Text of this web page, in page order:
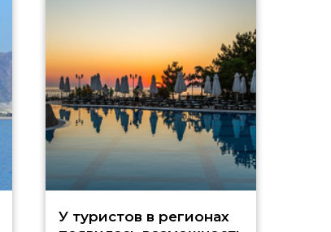
У туристов в регионах